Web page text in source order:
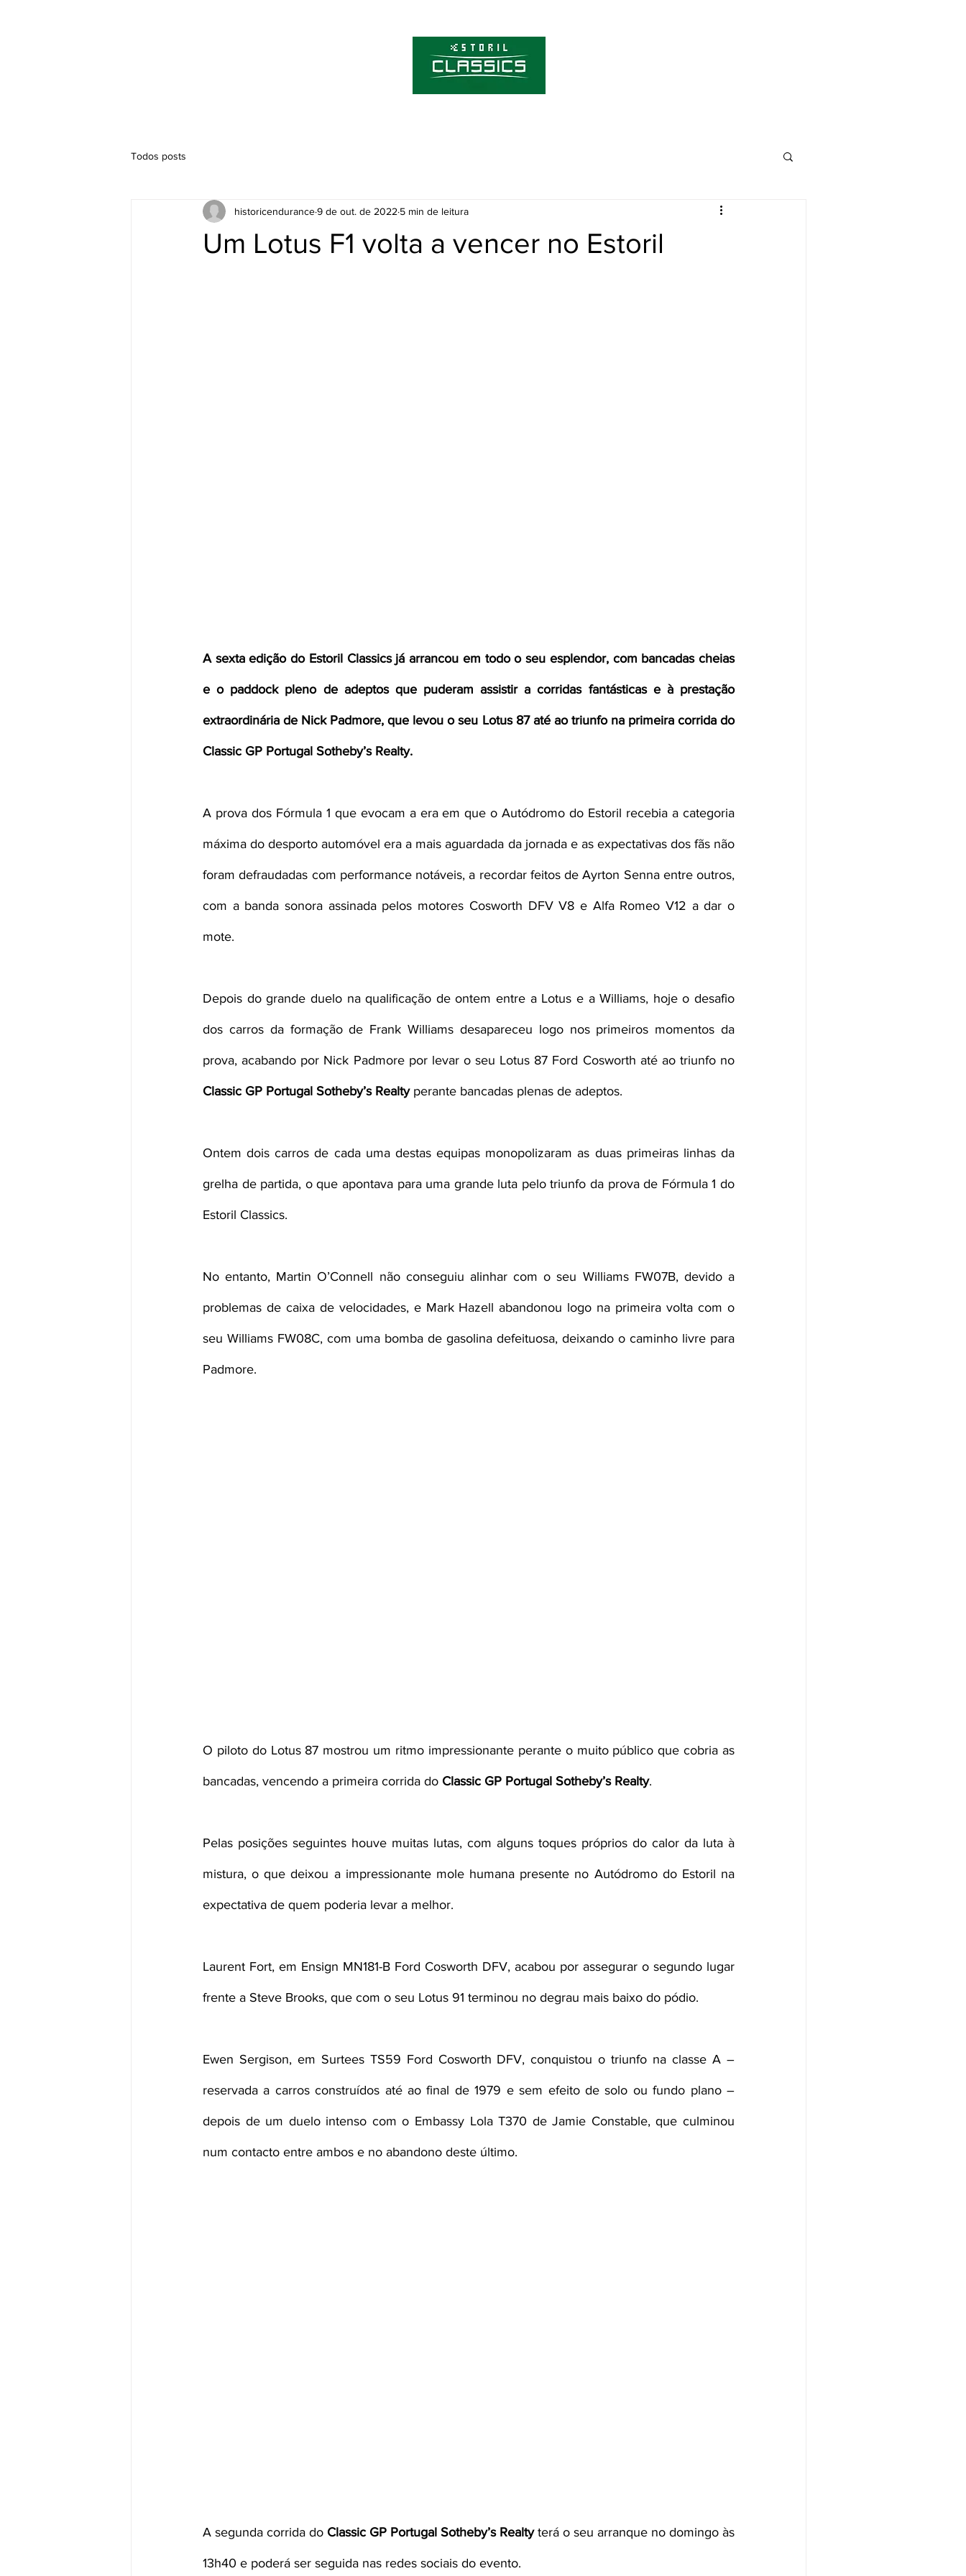
Todos posts
Um Lotus F1 volta a vencer no Estoril
historicendurance9 de out. de 2022 5 min de leitura
A sexta edição do Estoril Classics já arrancou em todo o seu esplendor, com bancadas cheias
e o paddock pleno de adeptos que puderam assistir a corridas fantásticas e à prestação
extraordinária de Nick Padmore, que levou o seu Lotus 87 até ao triunfo na primeira corrida do
Classic GP Portugal Sotheby’s Realty.
A prova dos Fórmula 1 que evocam a era em que o Autódromo do Estoril recebia a categoria
máxima do desporto automóvel era a mais aguardada da jornada e as expectativas dos fãs não
foram defraudadas com performance notáveis, a recordar feitos de Ayrton Senna entre outros,
com a banda sonora assinada pelos motores Cosworth DFV V8 e Alfa Romeo V12 a dar o
mote.
Depois do grande duelo na qualificação de ontem entre a Lotus e a Williams, hoje o desafio
dos carros da formação de Frank Williams desapareceu logo nos primeiros momentos da
Classic GP Portugal Sotheby’s Realty perante bancadas plenas de adeptos.
Ontem dois carros de cada uma destas equipas monopolizaram as duas primeiras linhas da
grelha de partida, o que apontava para uma grande luta pelo triunfo da prova de Fórmula 1 do
Estoril Classics.
No entanto, Martin O’Connell não conseguiu alinhar com o seu Williams FW07B, devido a
problemas de caixa de velocidades, e Mark Hazell abandonou logo na primeira volta com o
seu Williams FW08C, com uma bomba de gasolina defeituosa, deixando o caminho livre para
Padmore.
O piloto do Lotus 87 mostrou um ritmo impressionante perante o muito público que cobria as
bancadas, vencendo a primeira corrida do Classic GP Portugal Sotheby’s Realty.
Pelas posições seguintes houve muitas lutas, com alguns toques próprios do calor da luta à
mistura, o que deixou a impressionante mole humana presente no Autódromo do Estoril na
expectativa de quem poderia levar a melhor.
Laurent Fort, em Ensign MN181-B Ford Cosworth DFV, acabou por assegurar o segundo lugar
frente a Steve Brooks, que com o seu Lotus 91 terminou no degrau mais baixo do pódio.
Ewen Sergison, em Surtees TS59 Ford Cosworth DFV, conquistou o triunfo na classe A –
reservada a carros construídos até ao final de 1979 e sem efeito de solo ou fundo plano –
depois de um duelo intenso com o Embassy Lola T370 de Jamie Constable, que culminou
num contacto entre ambos e no abandono deste último.
A segunda corrida do Classic GP Portugal Sotheby’s Realty terá o seu arranque no domingo às
13h40 e poderá ser seguida nas redes sociais do evento.